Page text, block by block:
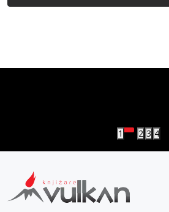
1 2 3 4